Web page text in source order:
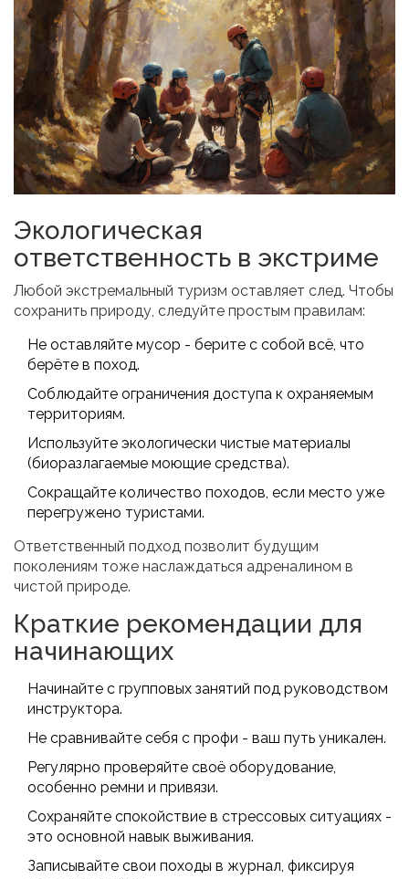
Экологическая
ответственность в экстриме
Любой экстремальный туризм оставляет след. Чтобы
сохранить природу, следуйте простым правилам:
Не оставляйте мусор - берите с собой всё, что
берёте в поход.
Соблюдайте ограничения доступа к охраняемым
территориям.
Используйте экологически чистые материалы
(биоразлагаемые моющие средства).
Сокращайте количество походов, если место уже
перегружено туристами.
Ответственный подход позволит будущим
поколениям тоже наслаждаться адреналином в
чистой природе.
Краткие рекомендации для
начинающих
Начинайте с групповых занятий под руководством
инструктора.
Не сравнивайте себя с профи - ваш путь уникален.
Регулярно проверяйте своё оборудование,
особенно ремни и привязи.
Сохраняйте спокойствие в стрессовых ситуациях -
это основной навык выживания.
Записывайте свои походы в журнал, фиксируя